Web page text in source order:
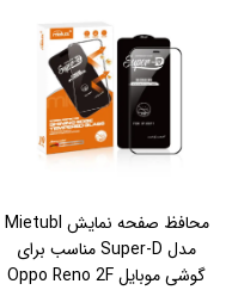
محافظ صفحه نمایش Mietubl
مدل Super-D مناسب برای
گوشی موبایل Oppo Reno 2F